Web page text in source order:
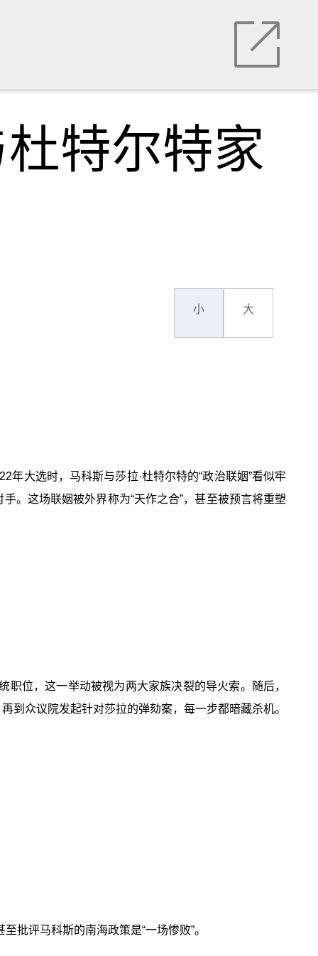
特尔特家
小 大
大选时，马科斯与莎拉·杜特尔特的“政治联姻”看似牢
。这场联姻被外界称为“天作之合”，甚至被预言将重塑
位，这一举动被视为两大家族决裂的导火索。随后，
到众议院发起针对莎拉的弹劾案，每一步都暗藏杀机。
批评马科斯的南海政策是“一场惨败”。